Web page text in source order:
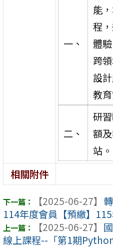
一、
能
程
體
跨
設
教
二、
研
額
站。
相關附件
【2025-06-27】
114年度會員【預繳】
【2025-06-27】
線上課程--「第1期